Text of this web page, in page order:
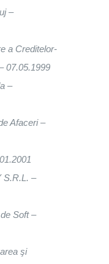
–
a Creditelor-
07.05.1999
–
Afaceri –
S.R.L. –
Soft –
şi